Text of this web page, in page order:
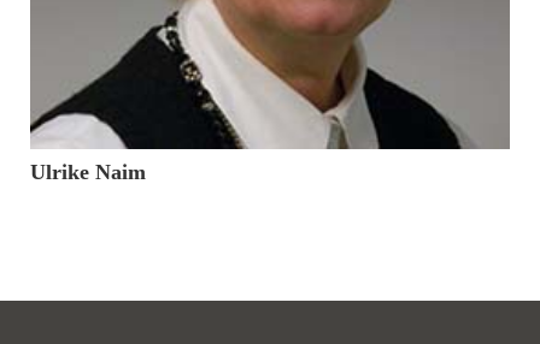
10. November 2016
Ulrike Naim